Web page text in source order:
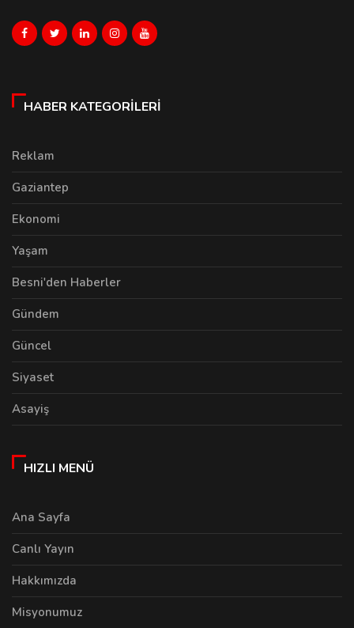
HABER KATEGORILERI
Reklam
Gaziantep
Ekonomi
Yaşam
Besni'den Haberler
Gündem
Güncel
Siyaset
Asayiş
HIZLI MENÜ
Ana Sayfa
Canlı Yayın
Hakkımızda
Misyonumuz